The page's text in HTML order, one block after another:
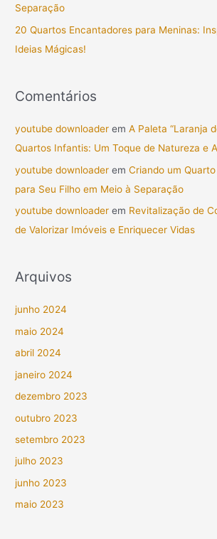
r
:
Separação
20 Quartos Encantadores para Meninas:
Ideias Mágicas!
Comentários
youtube downloader emA Paleta “Laranja
Quartos Infantis: Um Toque de Natureza e
youtube downloader emCriando um
para Seu Filho em Meio à Separação
youtube downloader em Revitalização de
de Valorizar Imóveis e Enriquecer Vidas
Arquivos
junho 2024
maio 2024
abril 2024
janeiro 2024
dezembro 2023
outubro 2023
setembro 2023
julho 2023
junho 2023
maio 2023